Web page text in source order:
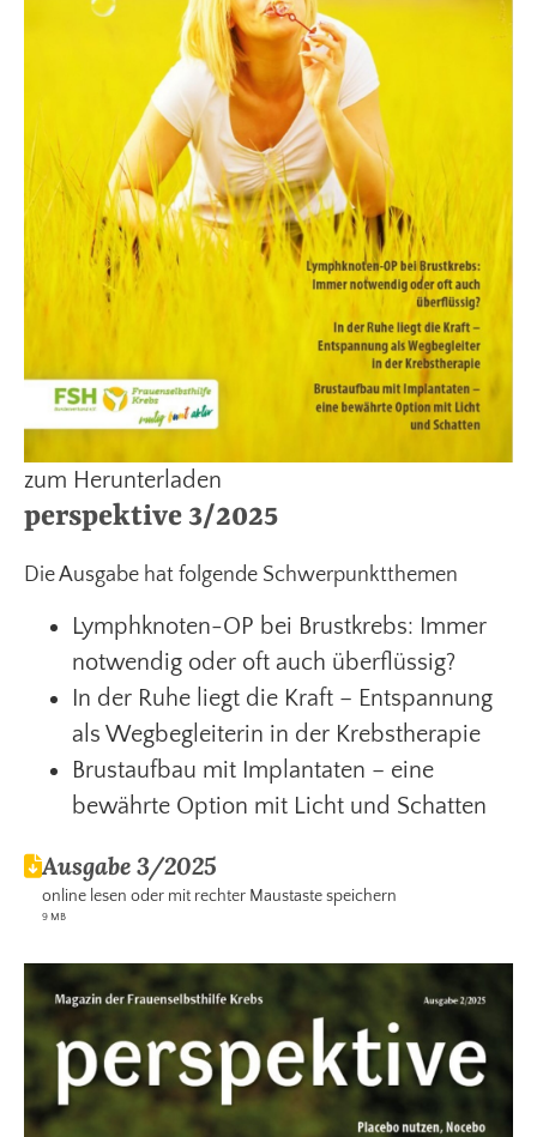
zum Herunterladen
perspektive 3/2025
Die Ausgabe hat folgende Schwerpunktthemen
Lymphknoten-OP bei Brustkrebs: Immer
notwendig oder oft auch überflüssig?
In der Ruhe liegt die Kraft – Entspannung
als Wegbegleiterin in der Krebstherapie
Brustaufbau mit Implantaten – eine
bewährte Option mit Licht und Schatten
Ausgabe 3/2025
online lesen oder mit rechter Maustaste speichern
9 MB